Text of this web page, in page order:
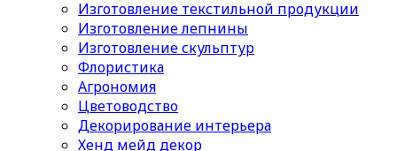
Изготовление текстильной продукции
Изготовление лепнины
Изготовление скульптур
Флористика
Агрономия
Цветоводство
Декорирование интерьера
Хенд мейд декор